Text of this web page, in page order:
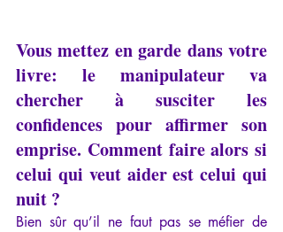
Vous mettez en garde dans votre
livre: le manipulateur va
chercher à susciter les
confidences pour affirmer son
emprise. Comment faire alors si
celui qui veut aider est celui qui
nuit ?
Bien sûr qu’il ne faut pas se méfier de